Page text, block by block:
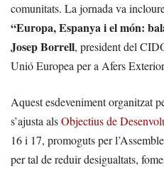
comunitats. La jornada va
“Europa, Espanya i el món:
Josep Borrell, president del
Unió Europea per a Afers
Aquest esdeveniment organitzat
s’ajusta alsObjectius de
16 i 17, promoguts per
per tal de reduir desigualtats,